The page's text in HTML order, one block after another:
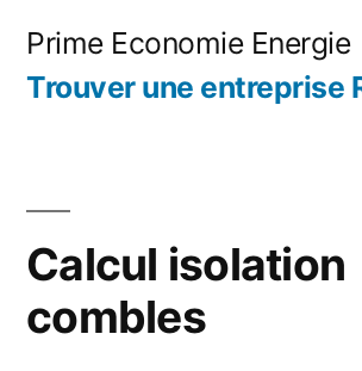
Prime Economie Energie
Trouver une entreprise
Calcul isolation
combles